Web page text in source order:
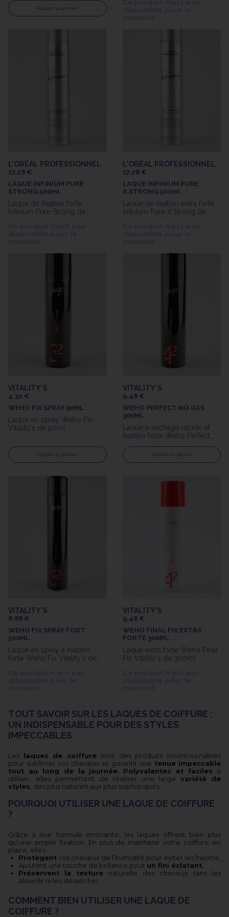
Ajouter au panier
L'ORÉAL PROFESSIONNEL
17,28 €
LAQUE INFINIUM PURE
STRONG 500ml
Laque de fixation forte
Infinium Pure Strong de
500ml de L'Oréal
L'ORÉAL PROFESSIONNEL
17,28 €
LAQUE INFINIUM PURE
X.STRONG 500ml
Laque de fixation extra forte
Infinium Pure X.Strong de
500ml de L'Oréal
VITALITY'S
4,32 €
WEHO FIX SPRAY 90ML
Laque en spray Weho Fix
Vitality's de 90ml
Ajouter au panier
VITALITY'S
9,48 €
WEHO PERFECT NO GAS
300ML
Laque à séchage rapide et
fixation forte Weho Perfect
sans gaz Vitality's de 300ml
Ajouter au panier
VITALITY'S
8,88 €
WEHO FIX SPRAY FORT
500ML
Laque en spray à fixation
forte Weho Fix Vitality's de
500ml
VITALITY'S
9,48 €
WEHO FINAL FIX EXTRA
FORTE 300ML
Laque extra forte Weho Final
Fix Vitality's de 300ml
TOUT SAVOIR SUR LES LAQUES DE COIFFURE :
UN INDISPENSABLE POUR DES STYLES
IMPECCABLES
Les laques de coiffure sont des produits incontournables
pour sublimer vos cheveux et garantir une tenue impeccable
tout au long de la journée. Polyvalentes et faciles à
utiliser, elles permettent de réaliser une large variété de
styles, des plus naturels aux plus sophistiqués.
POURQUOI UTILISER UNE LAQUE DE COIFFURE
?
Grâce à leur formule innovante, les laques offrent bien plus
qu'une simple fixation. En plus de maintenir votre coiffure en
place, elles :
Protègent vos cheveux de l’humidité pour éviter les frisottis,
Ajoutent une touche de brillance pour un fini éclatant,
Préservent la texture naturelle des cheveux sans les
alourdir ni les dessécher.
COMMENT BIEN UTILISER UNE LAQUE DE
COIFFURE ?